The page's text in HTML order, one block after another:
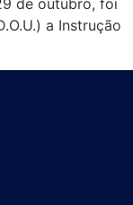
a Instrução